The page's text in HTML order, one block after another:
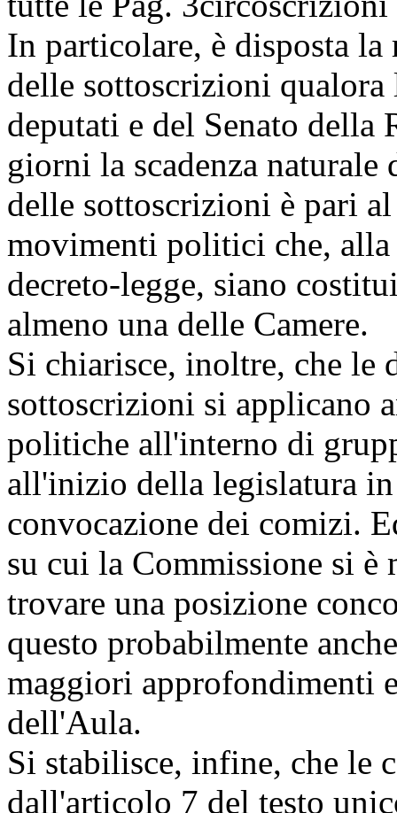
In particolare, è disposta
delle sottoscrizioni
deputati e del Senato
giorni la scadenza
delle sottoscrizioni è pari
movimenti politici che,
decreto-legge, siano
almeno una delle Camere.
Si chiarisce, inoltre, che le
sottoscrizioni si applicano
politiche all'interno di
all'inizio della legislatura
convocazione dei comizi.
su cui la Commissione si è
trovare una posizione
questo probabilmente
maggiori approfondimenti
dell'Aula.
Si stabilisce, infine, che le
dall'articolo 7 del testo